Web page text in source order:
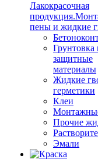
Лакокрасочная
пены и жидкие
Грунтовка
защитные
материалы
Жидкие
герметики
Клеи
Прочие
Эмали